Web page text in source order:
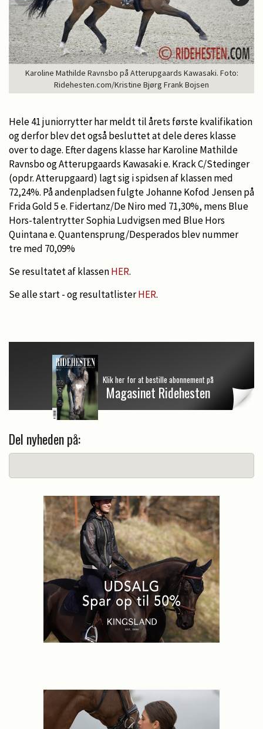
Karoline Mathilde Ravnsbo på Atterupgaards Kawasaki. Foto:
Ridehesten.com/Kristine Bjørg Frank Bojsen
Hele 41 juniorrytter har meldt til årets første kvalifikation
og derfor blev det også besluttet at dele deres klasse
over to dage. Efter dagens klasse har Karoline Mathilde
Ravnsbo og Atterupgaards Kawasaki e. Krack C/Stedinger
(opdr. Atterupgaard) lagt sig i spidsen af klassen med
72,24%. På andenpladsen fulgte Johanne Kofod Jensen på
Frida Gold 5 e. Fidertanz/De Niro med 71,30%, mens Blue
Hors-talentrytter Sophia Ludvigsen med Blue Hors
Quintana e. Quantensprung/Desperados blev nummer
tre med 70,09%
Se resultatet af klassenHER.
Se alle start - og resultatlisterHER.
Klik her for at bestille abonnement på
Magasinet Ridehesten
Del nyheden på: